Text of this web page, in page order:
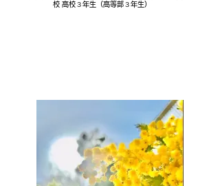
校 高校３年生（高等部３年生）